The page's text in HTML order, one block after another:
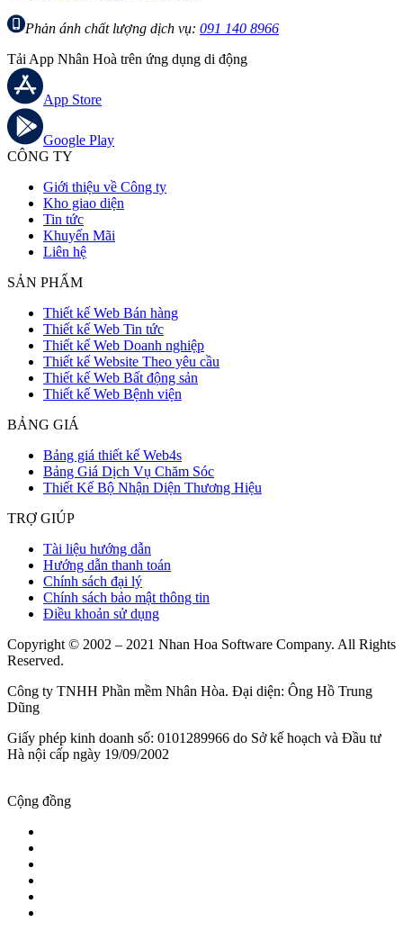
Phản ánh chất lượng dịch vụ: 091 140 8966
Tải App Nhân Hoà trên ứng dụng di động
App Store
Google Play
CÔNG TY
Giới thiệu về Công ty
Kho giao diện
Tin tức
Khuyến Mãi
Liên hệ
SẢN PHẨM
Thiết kế Web Bán hàng
Thiết kế Web Tin tức
Thiết kế Web Doanh nghiệp
Thiết kế Website Theo yêu cầu
Thiết kế Web Bất động sản
Thiết kế Web Bệnh viện
BẢNG GIÁ
Bảng giá thiết kế Web4s
Bảng Giá Dịch Vụ Chăm Sóc
Thiết Kế Bộ Nhận Diện Thương Hiệu
TRỢ GIÚP
Tài liệu hướng dẫn
Hướng dẫn thanh toán
Chính sách đại lý
Chính sách bảo mật thông tin
Điều khoản sử dụng
Copyright © 2002 – 2021 Nhan Hoa Software Company. All Rights
Reserved.
Công ty TNHH Phần mềm Nhân Hòa. Đại diện: Ông Hồ Trung
Dũng
Giấy phép kinh doanh số: 0101289966 do Sở kế hoạch và Đầu tư
Hà nội cấp ngày 19/09/2002
Cộng đồng